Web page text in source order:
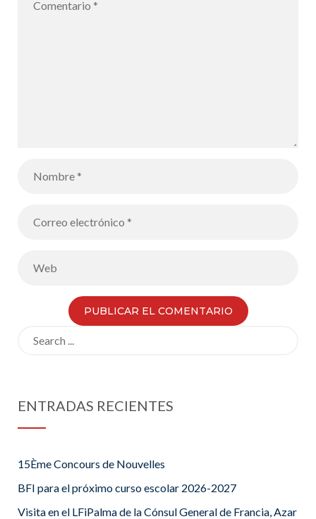
ENTRADAS RECIENTES
15Ème Concours de Nouvelles
BFI para el próximo curso escolar 2026-2027
Visita en el LFiPalma de la Cónsul General de Francia, Azar